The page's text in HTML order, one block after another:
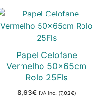
Papel Celofane
Vermelho 50x65cm
Rolo 25Fls
8,63€ IVA inc. (7,02€)